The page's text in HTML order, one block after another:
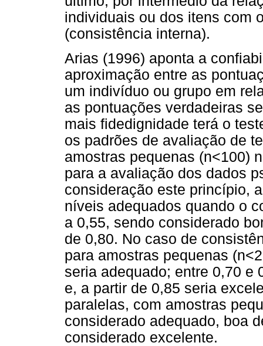
individuais ou dos itens com
(consistência interna).
Arias (1996) aponta a
aproximação entre as
um indivíduo ou grupo em
as pontuações verdadeiras
mais fidedignidade terá o
os padrões de avaliação de
amostras pequenas (n<100)
para a avaliação dos dados
consideração este princípio,
níveis adequados quando o
a 0,55, sendo considerado
de 0,80. No caso de
para amostras pequenas
seria adequado; entre 0,70 e
e, a partir de 0,85 seria
paralelas, com amostras
considerado adequado, boa
considerado excelente.